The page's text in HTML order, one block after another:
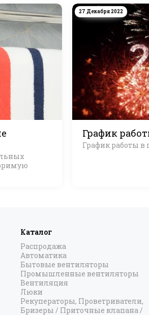
27 Декабря 2022
График
График работы
Каталог
Распродажа
Автоматика
Бытовые вентиляторы
Промышленные вентиляторы
Вентиляция
Люки
Рекуператоры, Проветриватели,
Бризеры / Приточные клапана /